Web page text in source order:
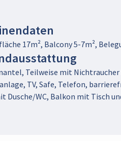
17m², Balcony 5-7m²,
Teilweise mit
TV, Safe, Telefon,
Dusche/WC, Balkon mit Tisch